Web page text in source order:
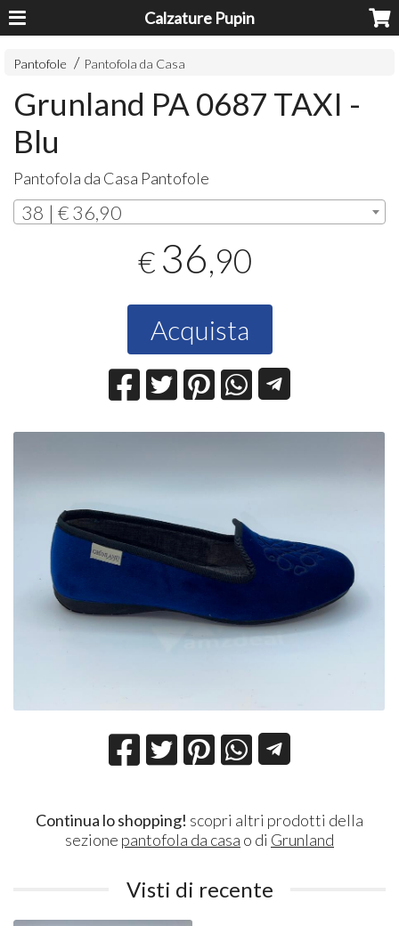
Calzature Pupin
Pantofole Pantofola da Casa
Grunland PA 0687 TAXI -
Blu
Pantofola da Casa Pantofole
38 | € 36,90
€ 36,90
Acquista
Continua lo shopping! scopri altri prodotti della
sezione pantofola da casa o di Grunland
Visti di recente